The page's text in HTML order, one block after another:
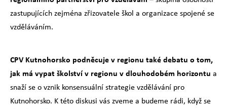
zastupujících zejména zřizovatele škol a organizace spojené se
vzděláváním.
CPV Kutnohorsko podněcuje v regionu také debatu o tom,
jak má vypat školství v regionu v dlouhodobém horizontu a
snaží se o vznik konsensuální strategie vzdělávání pro
Kutnohorsko. K této diskusi vás zveme a budeme rádi, když se